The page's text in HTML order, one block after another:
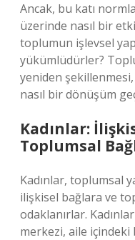
Ancak, bu katı
üzerinde nasıl bir
toplumun işlevsel
yükümlüdürler?
yeniden
nasıl bir dönüşüm
Kadınlar:
Toplumsal
Kadınlar, toplumsal
ilişkisel bağlara ve
odaklanırlar.
merkezi, aile içindeki